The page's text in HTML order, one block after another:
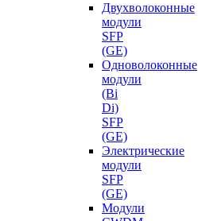
Двухволоконные
модули
SFP
(GE)
Одноволоконные
модули
(Bi
Di)
SFP
(GE)
Электрические
модули
SFP
(GE)
Модули